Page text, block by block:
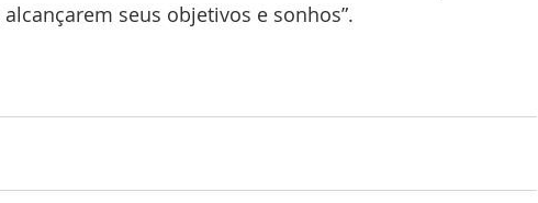
seus objetivos e sonhos”.